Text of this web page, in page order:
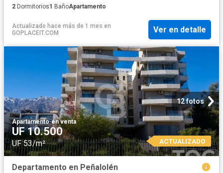
2 Dormitorios1 BañoApartamento
Actualizado hace más de 1 mes en
GOPLACEIT.COM
Ver en detalle
12 fotos
Apartamento·en venta
UF 10.500
UF 53/m² ACTUALIZADO
Departamento en Peñalolén